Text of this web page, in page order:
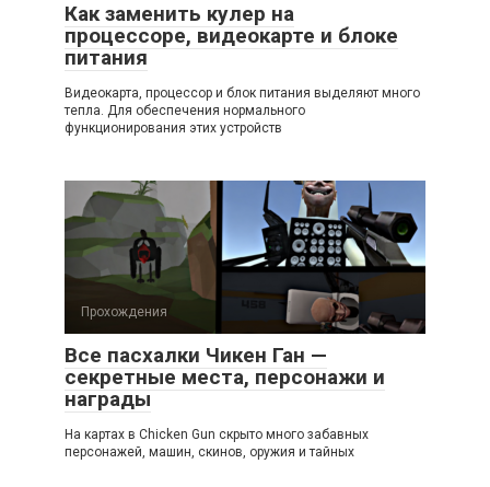
Как заменить кулер на
процессоре, видеокарте и блоке
питания
Видеокарта, процессор и блок питания выделяют много
тепла. Для обеспечения нормального
функционирования этих устройств
Прохождения
Все пасхалки Чикен Ган —
секретные места, персонажи и
награды
На картах в Chicken Gun скрыто много забавных
персонажей, машин, скинов, оружия и тайных